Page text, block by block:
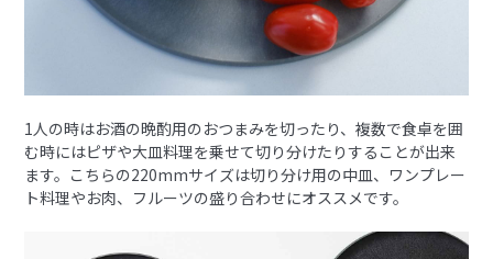
1人の時はお酒の晩酌用のおつまみを切ったり、複数で食卓を囲
む時にはピザや大皿料理を乗せて切り分けたりすることが出来
ます。こちらの220mmサイズは切り分け用の中皿、ワンプレー
ト料理やお肉、フルーツの盛り合わせにオススメです。